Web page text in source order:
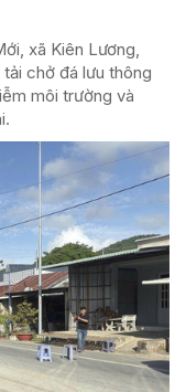
xã Kiên Lương,
chở đá lưu thông
môi trường và